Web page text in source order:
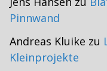
Pinnwand
Andreas Kluike zu
Kleinprojekte